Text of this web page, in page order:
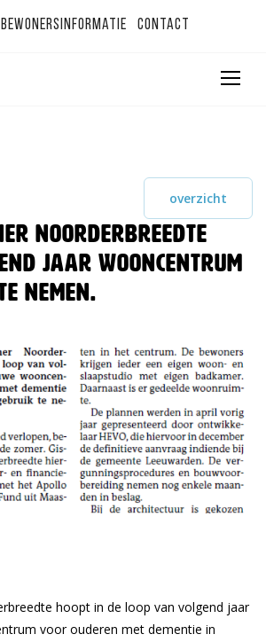
Bewonersinformatie Contact
overzicht
Noorderbreedte
jaar wooncentrum
nemen.
hoopt in de loop van volgend jaar
voor ouderen met dementie in